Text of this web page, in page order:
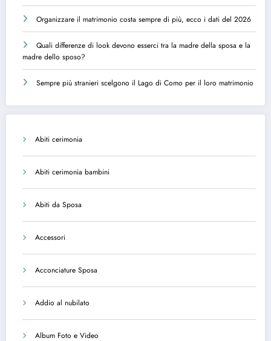
Organizzare il matrimonio costa sempre di più, ecco i dati del 2026
Quali differenze di look devono esserci tra la madre della sposa e la
madre dello sposo?
Sempre più stranieri scelgono il Lago di Como per il loro matrimonio
Abiti cerimonia
Abiti cerimonia bambini
Abiti da Sposa
Accessori
Acconciature Sposa
Addio al nubilato
Album Foto e Video